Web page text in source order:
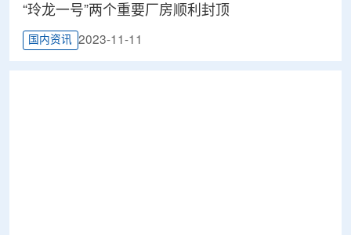
“玲龙一号”两个重要厂房顺利封顶
国内资讯 2023-11-11